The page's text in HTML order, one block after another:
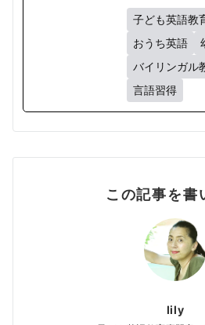
子ども英語教
おうち英語
バイリンガル
言語習得
この記事を書
lily